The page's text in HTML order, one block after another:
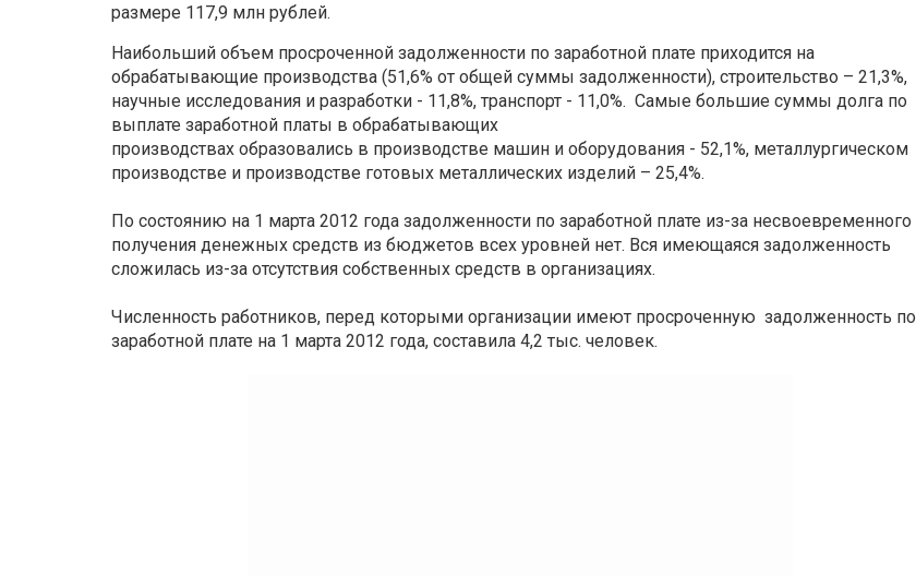
размере 117,9 млн рублей.
Наибольший объем просроченной задолженности по заработной плате приходится на
обрабатывающие производства (51,6% от общей суммы задолженности), строительство – 21,3%,
научные исследования и разработки - 11,8%, транспорт - 11,0%. Самые большие суммы долга по
выплате заработной платы в обрабатывающих
производствах образовались в производстве машин и оборудования - 52,1%, металлургическом
производстве и производстве готовых металлических изделий – 25,4%.
По состоянию на 1 марта 2012 года задолженности по заработной плате из-за несвоевременного
получения денежных средств из бюджетов всех уровней нет. Вся имеющаяся задолженность
сложилась из-за отсутствия собственных средств в организациях.
Численность работников, перед которыми организации имеют просроченную задолженность по
заработной плате на 1 марта 2012 года, составила 4,2 тыс. человек.